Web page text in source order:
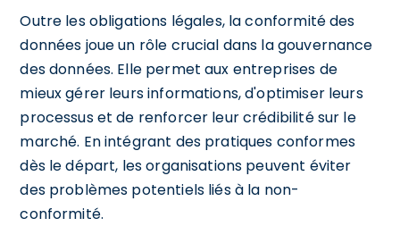
Outre les obligations légales, la conformité des
données joue un rôle crucial dans la gouvernance
des données. Elle permet aux entreprises de
mieux gérer leurs informations, d'optimiser leurs
processus et de renforcer leur crédibilité sur le
marché. En intégrant des pratiques conformes
dès le départ, les organisations peuvent éviter
des problèmes potentiels liés à la non-
conformité.